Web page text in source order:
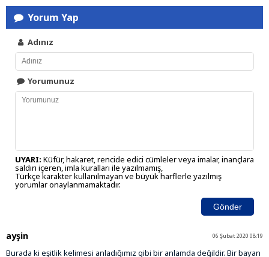
Yorum Yap
Adınız
Yorumunuz
UYARI: Küfür, hakaret, rencide edici cümleler veya imalar, inançlara
saldırı içeren, imla kuralları ile yazılmamış,
Türkçe karakter kullanılmayan ve büyük harflerle yazılmış
yorumlar onaylanmamaktadır.
Gönder
ayşin 06 Şubat 2020 08:19
Burada ki eşitlik kelimesi anladığımız gibi bir anlamda değildir. Bir bayan